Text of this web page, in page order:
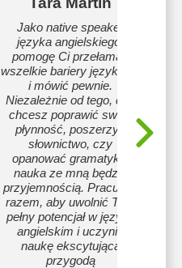
Jako native speaker
języka angielskiego,
pomogę Ci przełamać
wszelkie bariery językowe
i mówić pewnie.
Niezależnie od tego, czy
chcesz poprawić swoją
płynność, poszerzyć
słownictwo, czy
opanować gramatykę,
nauka ze mną będzie
przyjemnością. Pracujmy
razem, aby uwolnić Twój
pełny potencjał w języku
angielskim i uczynić
naukę ekscytującą
przygodą